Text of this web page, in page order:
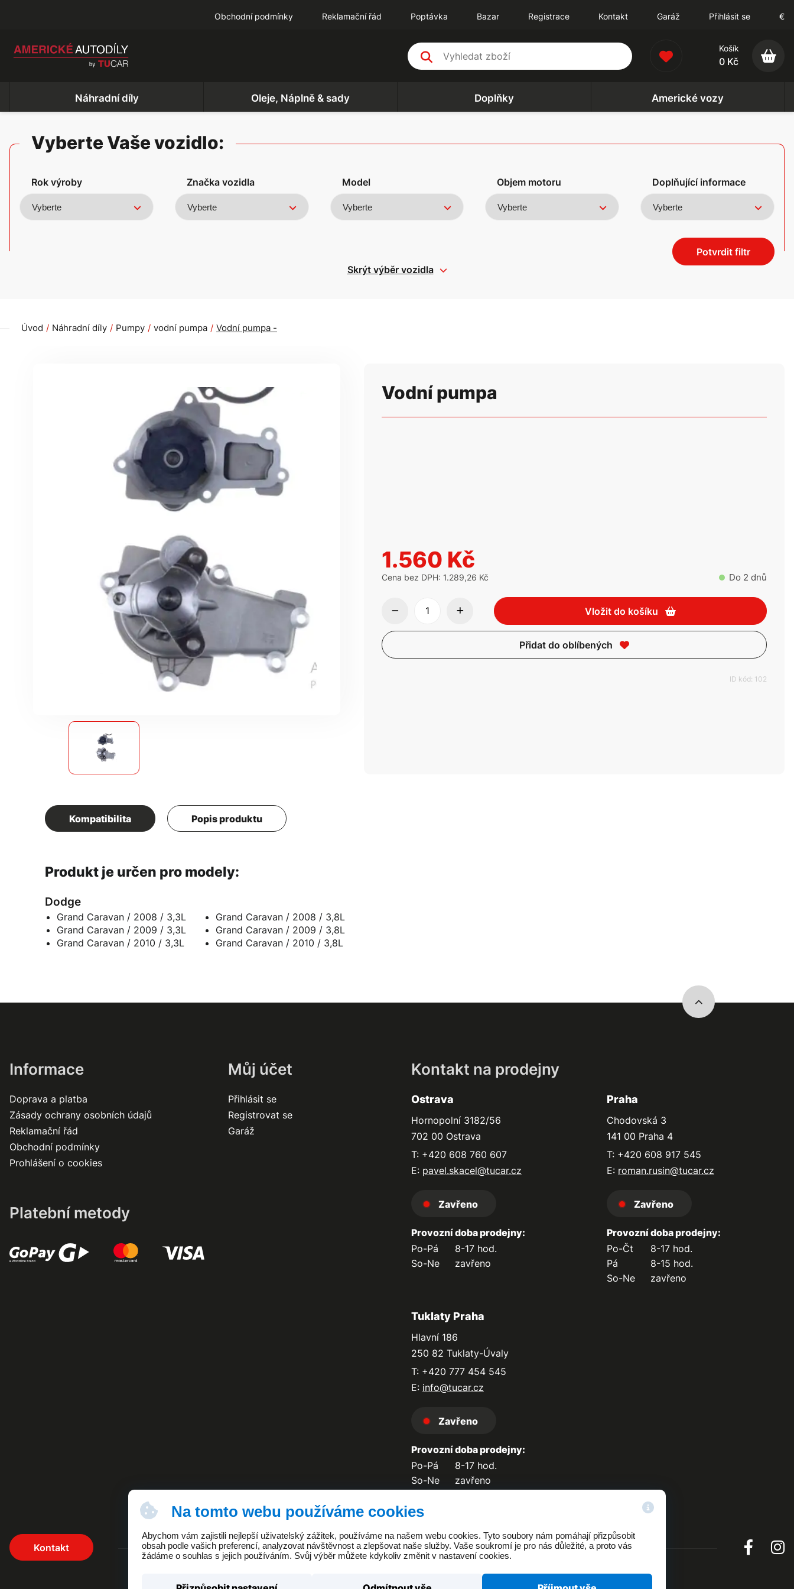
Na tomto webu používáme cookies
Abychom vám zajistili nejlepší uživatelský zážitek, používáme na našem webu cookies. Tyto soubory nám pomáhají přizpůsobit
obsah podle vašich preferencí, analyzovat návštěvnost a zlepšovat naše služby. Vaše soukromí je pro nás důležité, a proto vás
žádáme o souhlas s jejich používáním. Svůj výběr můžete kdykoliv změnit v nastavení cookies.
Obchodní podmínky Reklamační řád Poptávka Bazar Registrace Kontakt Garáž Přihlásit se €
Košík
0 Kč
Náhradní díly Oleje, Náplně & sady Doplňky Americké vozy
Vyberte Vaše vozidlo:
Rok výroby Značka vozidla Model Objem motoru Doplňující informace
Potvrdit filtr
Skrýt výběr vozidla
Úvod Náhradní díly Pumpy vodní pumpa Vodní pumpa -
Vodní pumpa
1.560 Kč
Cena bez DPH: 1.289,26 Kč Do 2 dnů
Vložit do košíku
Přidat do oblíbených
ID kód: 102
Kompatibilita Popis produktu
Produkt je určen pro modely:
Dodge
Grand Caravan / 2008 / 3,3L
Grand Caravan / 2009 / 3,3L
Grand Caravan / 2010 / 3,3L
Grand Caravan / 2008 / 3,8L
Grand Caravan / 2009 / 3,8L
Grand Caravan / 2010 / 3,8L
Informace
Doprava a platba
Zásady ochrany osobních údajů
Reklamační řád
Obchodní podmínky
Prohlášení o cookies
Platební metody
Můj účet
Přihlásit se
Registrovat se
Garáž
Kontakt na prodejny
Ostrava
Hornopolní 3182/56
702 00 Ostrava
T: +420 608 760 607
E: pavel.skacel@tucar.cz
Zavřeno
Provozní doba prodejny:
Po-Pá
8-17 hod.
So-Ne
zavřeno
Praha
Chodovská 3
141 00 Praha 4
T: +420 608 917 545
E: roman.rusin@tucar.cz
Zavřeno
Provozní doba prodejny:
Po-Čt
8-17 hod.
Pá
8-15 hod.
So-Ne
zavřeno
Tuklaty Praha
Hlavní 186
250 82 Tuklaty-Úvaly
T: +420 777 454 545
E: info@tucar.cz
Zavřeno
Provozní doba prodejny:
Po-Pá
8-17 hod.
So-Ne
zavřeno
Kontakt